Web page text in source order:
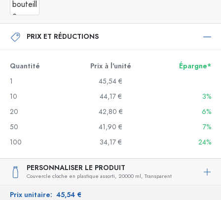
PRIX ET RÉDUCTIONS
Quantité Prix à l'unité
Épargne*
1
45,54 €
10
44,17 €
3%
20
42,80 €
6%
50
41,90 €
7%
100
34,17 € 24%
PERSONNALISER LE PRODUIT
Couvercle cloche en plastique assorti, 20000 ml, Transparent
Prix unitaire: 45,54 €